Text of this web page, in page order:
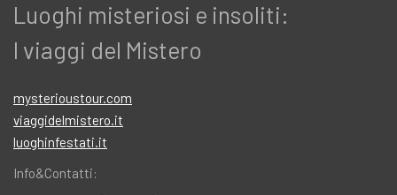
Luoghi misteriosi e insoliti:
I viaggi del Mistero
mysterioustour.com
viaggidelmistero.it
luoghinfestati.it
Info&Contatti: